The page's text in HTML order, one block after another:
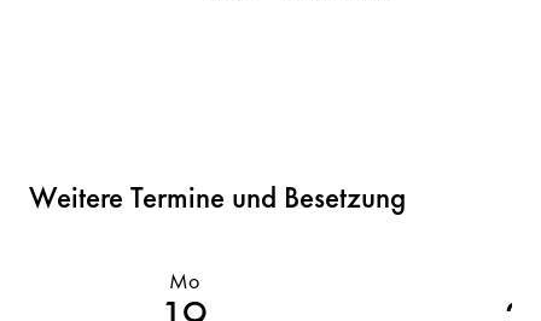
Weitere Termine und Besetzung
Mo